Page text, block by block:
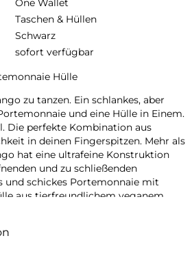
One Wallet
Taschen & Hüllen
Schwarz
sofort verfügbar
Hülle
zu tanzen. Ein schlankes, aber
und eine Hülle in Einem.
Die perfekte Kombination aus
in deinen Fingerspitzen. Mehr als
hat eine ultrafeine Konstruktion
und zu schließenden
und schickes Portemonnaie mit
aus tierfreundlichem veganem
von bis zu 4 Karten. RFID-
Lux-Leder
bis zu 4 Karten